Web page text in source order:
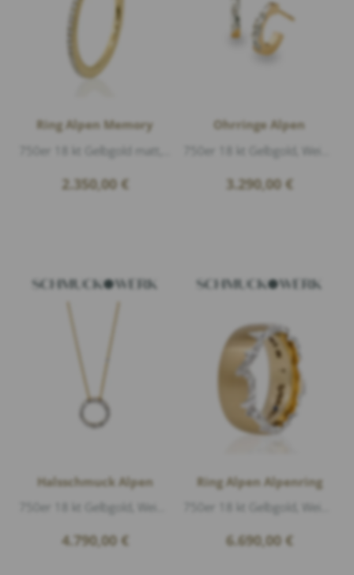
Ring Alpen Memory
2.350,00 €
Ohrringe Alpen
3.290,00 €
Halsschmuck Alpen
4.790,00 €
Ring Alpen Alpenring
6.690,00 €